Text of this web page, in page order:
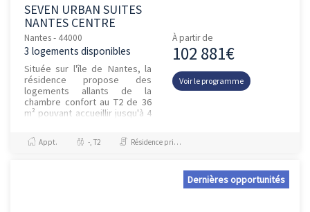
SEVEN URBAN SUITES
NANTES CENTRE
Nantes - 44000
3 logements disponibles
Située sur l'île de Nantes, la
résidence propose des
logements allants de la
chambre confort au T2 de 36
m² pouvant accueillir jusqu'à 4
équipés. La résidence
propose é...
À partir de
102 881€
Voir le programme
Appt. -, T2 Résidence principale / PTZ, Investissement et Défiscalisation
Dernières opportunités